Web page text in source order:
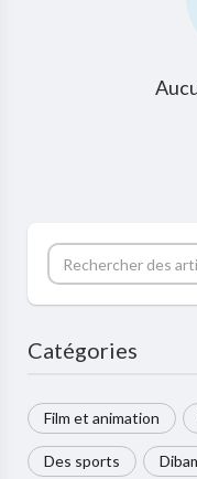
Catégories
Film et animation
Des sports